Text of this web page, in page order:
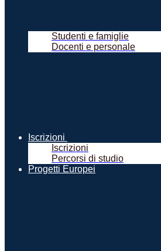
Studenti e famiglie
Docenti e personale
Iscrizioni
Iscrizioni
Percorsi di studio
Progetti Europei